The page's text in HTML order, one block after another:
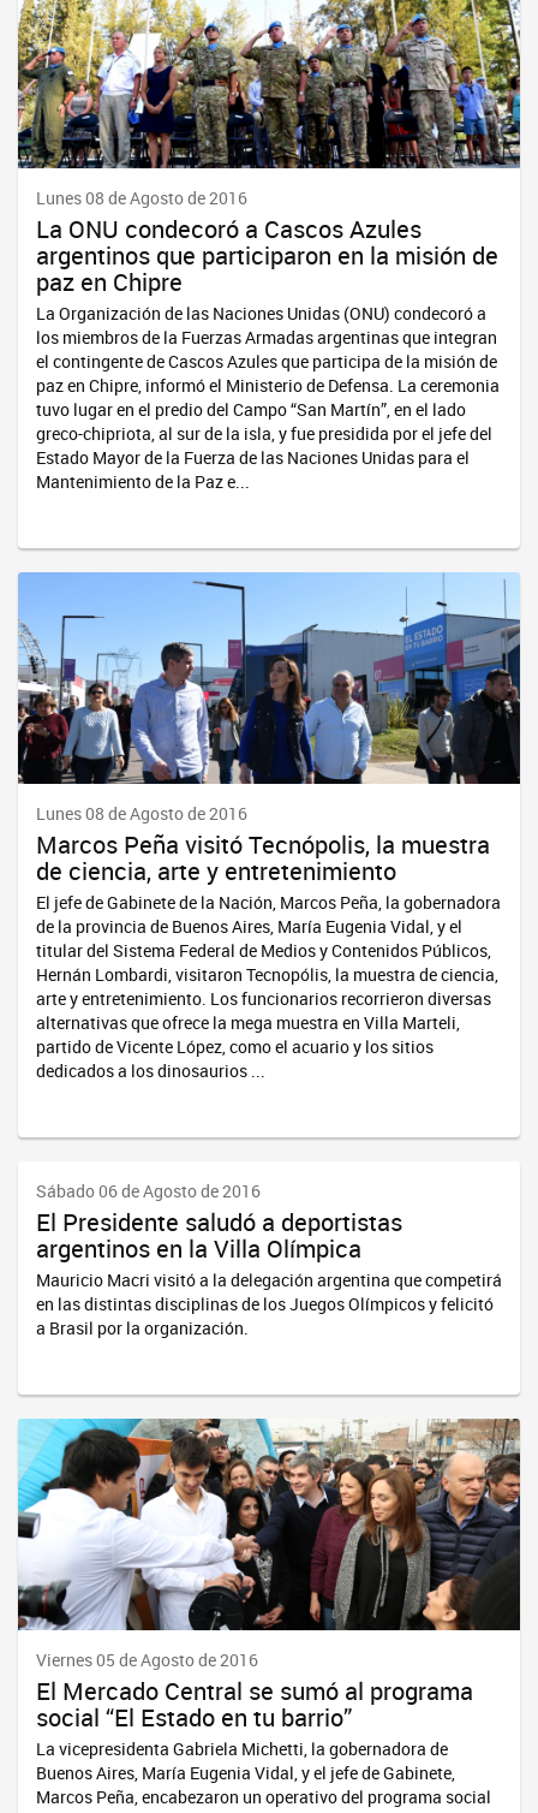
Lunes 08 de Agosto de 2016
La ONU condecoró a Cascos Azules
argentinos que participaron en la misión de
paz en Chipre
La Organización de las Naciones Unidas (ONU) condecoró a
los miembros de la Fuerzas Armadas argentinas que integran
el contingente de Cascos Azules que participa de la misión de
paz en Chipre, informó el Ministerio de Defensa. La ceremonia
tuvo lugar en el predio del Campo “San Martín”, en el lado
greco-chipriota, al sur de la isla, y fue presidida por el jefe del
Estado Mayor de la Fuerza de las Naciones Unidas para el
Mantenimiento de la Paz e...
Lunes 08 de Agosto de 2016
Marcos Peña visitó Tecnópolis, la muestra
de ciencia, arte y entretenimiento
El jefe de Gabinete de la Nación, Marcos Peña, la gobernadora
de la provincia de Buenos Aires, María Eugenia Vidal, y el
titular del Sistema Federal de Medios y Contenidos Públicos,
Hernán Lombardi, visitaron Tecnopólis, la muestra de ciencia,
arte y entretenimiento. Los funcionarios recorrieron diversas
alternativas que ofrece la mega muestra en Villa Marteli,
partido de Vicente López, como el acuario y los sitios
dedicados a los dinosaurios ...
Sábado 06 de Agosto de 2016
El Presidente saludó a deportistas
argentinos en la Villa Olímpica
Mauricio Macri visitó a la delegación argentina que competirá
en las distintas disciplinas de los Juegos Olímpicos y felicitó
a Brasil por la organización.
Viernes 05 de Agosto de 2016
El Mercado Central se sumó al programa
social “El Estado en tu barrio”
La vicepresidenta Gabriela Michetti, la gobernadora de
Buenos Aires, María Eugenia Vidal, y el jefe de Gabinete,
Marcos Peña, encabezaron un operativo del programa social